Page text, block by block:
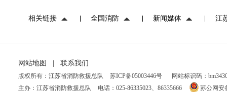
相关链接 全国消防 新闻媒体 江
网站地图 联系我们
版权所有：江苏省消防救援总队 苏ICP备05003446号
网站标识码：
主办：江苏省消防救援总队
电话：025-86335023、86335666 苏公网安